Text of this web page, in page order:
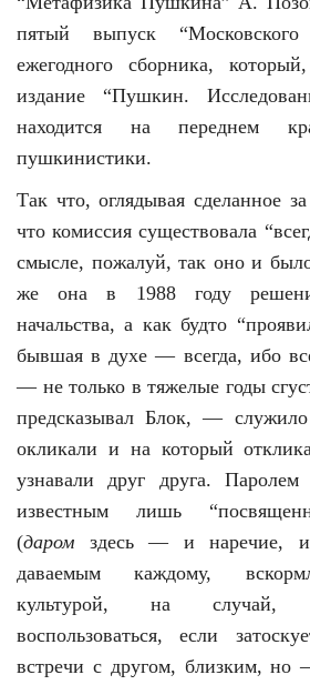
пятый выпуск
ежегодного сборника,
издание “Пушкин.
находится на переднем
пушкинистики.
Так что, оглядывая сделанное
что комиссия существовала
смысле, пожалуй, так оно и
же она в 1988 году
начальства, а как будто
бывшая в духе — всегда, ибо
— не только в тяжелые годы
предсказывал Блок, —
окликали и на который
узнавали друг друга.
известным лишь
(даром здесь — и наречие, и
даваемым каждому,
культурой, на случай,
воспользоваться, если
встречи с другом, близким,